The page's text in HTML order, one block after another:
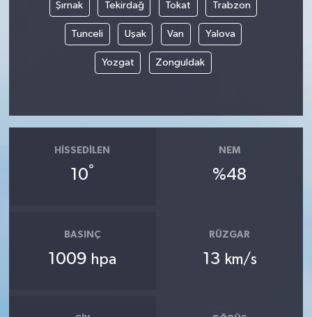
Şırnak Tekirdağ Tokat Trabzon
Tunceli Uşak Van Yalova
Yozgat Zonguldak
HISSEDILEN
10°
NEM
%48
BASINÇ
1009 hpa
RÜZGAR
13 km/s